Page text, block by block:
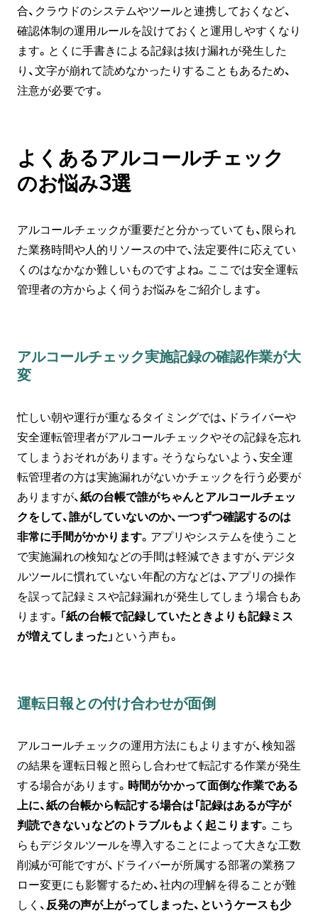
合、クラウドのシステムやツールと連携しておくなど、
確認体制の運用ルールを設けておくと運用しやすくなり
ます。とくに手書きによる記録は抜け漏れが発生した
り、文字が崩れて読めなかったりすることもあるため、
注意が必要です。
よくあるアルコールチェック
のお悩み3選
アルコールチェックが重要だと分かっていても、限られ
た業務時間や人的リソースの中で、法定要件に応えてい
くのはなかなか難しいものですよね。ここでは安全運転
管理者の方からよく伺うお悩みをご紹介します。
アルコールチェック実施記録の確認作業が大
変
忙しい朝や運行が重なるタイミングでは、ドライバーや
安全運転管理者がアルコールチェックやその記録を忘れ
てしまうおそれがあります。そうならないよう、安全運
転管理者の方は実施漏れがないかチェックを行う必要が
ありますが、 紙の台帳で誰がちゃんとアルコールチェッ
クをして、誰がしていないのか、一つずつ確認するのは
非常に手間がかかります。アプリやシステムを使うこと
で実施漏れの検知などの手間は軽減できますが、デジタ
ルツールに慣れていない年配の方などは、アプリの操作
を誤って記録ミスや記録漏れが発生してしまう場合もあ
ります。「 紙の台帳で記録していたときよりも記録ミス
が増えてしまった 」という声も。
運転日報との付け合わせが面倒
アルコールチェックの運用方法にもよりますが、検知器
の結果を運転日報と照らし合わせて転記する作業が発生
する場合があります。 時間がかかって面倒な作業である
上に、紙の台帳から転記する場合は「記録はあるが字が
判読できない」などのトラブルもよく起こります。こち
らもデジタルツールを導入することによって大きな工数
削減が可能ですが、ドライバーが所属する部署の業務フ
ロー変更にも影響するため、社内の理解を得ることが難
しく、 反発の声が上がってしまった、というケースも少